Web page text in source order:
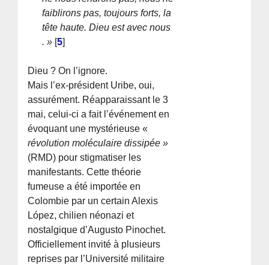
faiblirons pas, toujours forts, la
tête haute. Dieu est avec nous
. » [5]
Dieu ? On l’ignore.
Mais l’ex-président Uribe, oui,
assurément. Réapparaissant le 3
mai, celui-ci a fait l’événement en
évoquant une mystérieuse «
révolution moléculaire dissipée »
(RMD) pour stigmatiser les
manifestants. Cette théorie
fumeuse a été importée en
Colombie par un certain Alexis
López, chilien néonazi et
nostalgique d’Augusto Pinochet.
Officiellement invité à plusieurs
reprises par l’Université militaire